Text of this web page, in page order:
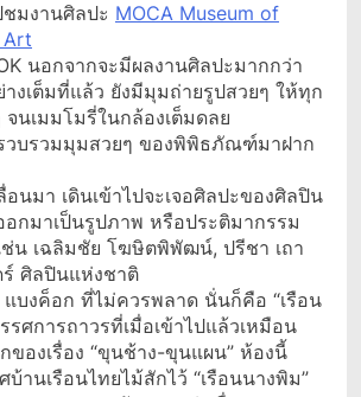
มงานศิลปะ MOCA Museum of
Art
นอกจากจะมีผลงานศิลปะมากกว่า
งเต็มที่แล้ว ยังมีมุมถ่ายรูปสวยๆ ให้ทุก
นเมมโมรี่ในกล้องเต็มดลย
วบรวมมุมสวยๆ ของพิพิธภัณฑ์มาฝาก
นมา เดินเข้าไปจะเจอศิลปะของศิลปิน
กมาเป็นรูปภาพ หรือประติมากรรม
ช่น เฉลิมชัย โฆษิตพิพัฒน์, ปรีชา เถา
ศิลปินแห่งชาติ
บงค็อก ที่ไม่ควรพลาด นั่นก็คือ “เรือน
รศการถาวรที่เมื่อเข้าไปแล้วเหมือน
ของเรื่อง “ขุนช้าง-ขุนแผน” ห้องนี้
บ้านเรือนไทยไม้สักไว้ “เรือนนางพิม”